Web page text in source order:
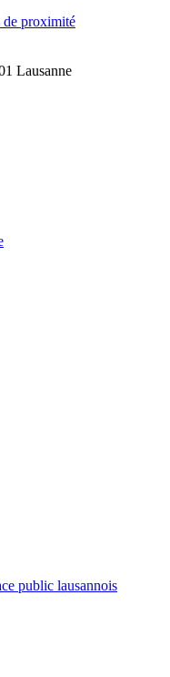
de proximité
Lausanne
public lausannois